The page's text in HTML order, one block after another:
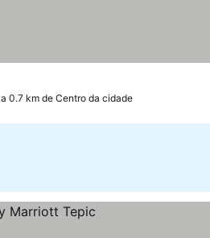
a 0.7 km de Centro da cidade